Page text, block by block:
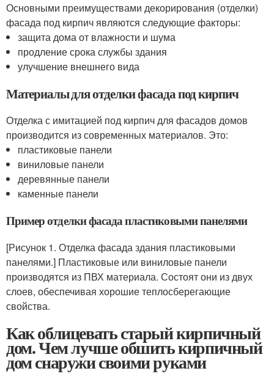
Основными преимуществами декорирования (отделки)
фасада под кирпич являются следующие факторы:
защита дома от влажности и шума
продление срока службы здания
улучшение внешнего вида
Материалы для отделки фасада под кирпич
Отделка с имитацией под кирпич для фасадов домов
производится из современных материалов. Это:
пластиковые панели
виниловые панели
деревянные панели
каменные панели
Пример отделки фасада пластиковыми панелями
[Рисунок 1. Отделка фасада здания пластиковыми
панелями.] Пластиковые или виниловые панели
производятся из ПВХ материала. Состоят они из двух
слоев, обеспечивая хорошие теплосберегающие
свойства.
Как облицевать старый кирпичный
дом. Чем лучше обшить кирпичный
дом снаружи своими руками